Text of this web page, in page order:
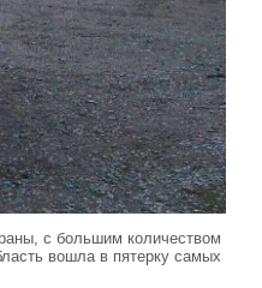
с большим количеством
вошла в пятерку самых